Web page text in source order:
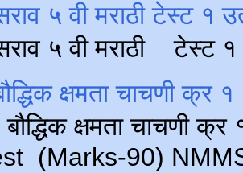
५ वी मराठी टेस्ट १
सराव ५ वी मराठी टेस्ट
क्षमता चाचणी क्र
क्षमता चाचणी
(Marks-90) NMMS